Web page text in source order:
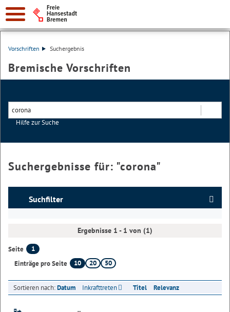
Vorschriften Suchergebnis
Bremische Vorschriften
Hilfe zur Suche
Suchergebnisse für: "corona"
Suchfilter
Ergebnisse 1 - 1 von (1)
Seite
1
Einträge pro Seite
10 20 50
Sortieren nach:Datum Inkrafttreten Titel Relevanz